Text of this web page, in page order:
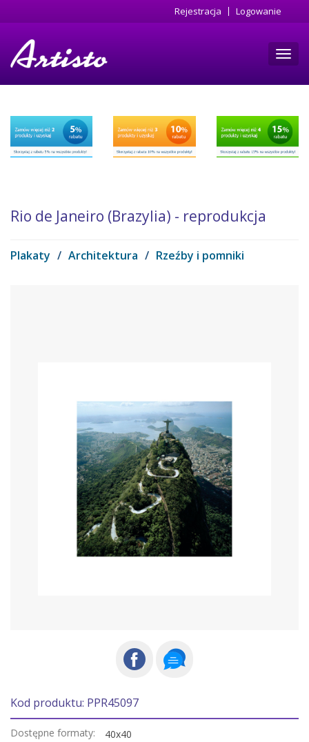
do
Rejestracja Logowanie
Rio de Janeiro (Brazylia) - reprodukcja
Plakaty / Architektura / Rzeźby i pomniki
Kod produktu: PPR45097
Dostępne formaty: 40x40